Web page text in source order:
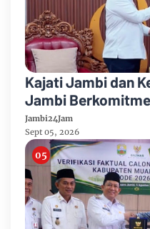
Kajati Jambi dan
Jambi
Penegakan Hukum
Jambi24Jam
Sept 05, 2026